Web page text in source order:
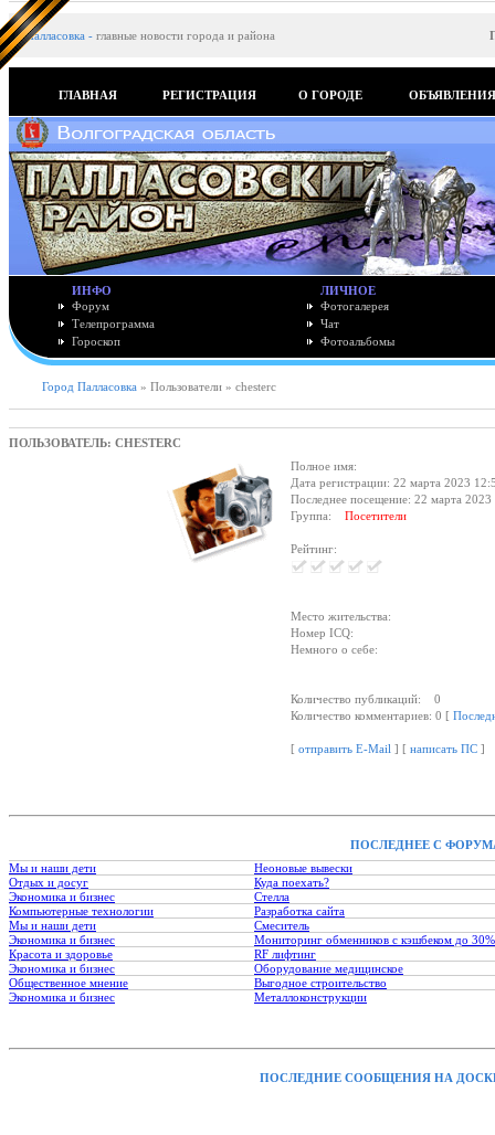
Палласовка - главные новости города и района
ГЛАВНАЯ РЕГИСТРАЦИЯ О ГОРОДЕ ОБЪЯВЛЕНИЯ
ИНФО
Форум
Телепрограмма
Гороскоп
ЛИЧНОЕ
Фотогалерея
Чат
Фотоальбомы
Город Палласовка » Пользователи » chesterc
ПОЛЬЗОВАТЕЛЬ: CHESTERC
Полное имя:
Дата регистрации: 22 марта 2023
Последнее посещение: 22 марта 2023
Группа: Посетители
Рейтинг:
Место жительства:
Номер ICQ:
Немного о себе:
Количество публикаций: 0
Количество комментариев: 0 [
[ отправить E-Mail ] [ написать ПС]
ПОСЛЕДНЕЕ С
Мы и наши дети
Неоновые вывески
Отдых и досуг
Куда поехать?
Экономика и бизнес
Стелла
Компьютерные технологии
Разработка сайта
Мы и наши дети
Смеситель
Экономика и бизнес
Мониторинг обменников с кэшбеком до 30%
Красота и здоровье
RF лифтинг
Экономика и бизнес
Оборудование медицинское
Общественное мнение
Выгодное строительство
Экономика и бизнес
Металлоконструкции
ПОСЛЕДНИЕ СООБЩЕНИЯ НА